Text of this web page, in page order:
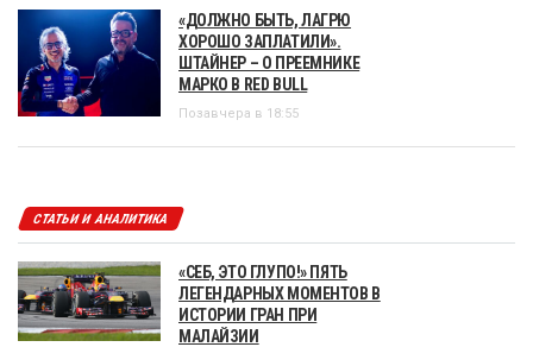
«ДОЛЖНО БЫТЬ, ЛАГРЮ
ХОРОШО ЗАПЛАТИЛИ».
ШТАЙНЕР – О ПРЕЕМНИКЕ
МАРКО В RED BULL
Позавчера в 18:55
СТАТЬИ И АНАЛИТИКА
«СЕБ, ЭТО ГЛУПО!» ПЯТЬ
ЛЕГЕНДАРНЫХ МОМЕНТОВ В
ИСТОРИИ ГРАН ПРИ
МАЛАЙЗИИ